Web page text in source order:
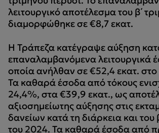
λειτουργικό αποτέλεσμα του β΄
διαμορφώθηκε σε €8,7 εκατ.
Η Τράπεζα κατέγραψε αύξηση
επαναλαμβανόμενα λειτουργικά
οποία ανήλθαν σε €52,4 εκατ. στο
Τα καθαρά έσοδα από τόκους
24,4%, στα €39,9 εκατ., ως
αξιοσημείωτης αύξησης στις
δανείων κατά τη διάρκεια και του
του 2024. Τα καθαρά έσοδα από